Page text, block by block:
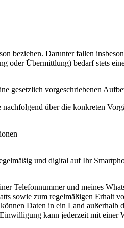
beziehen. Darunter fallen
oder Übermittlung) bedarf stets
gesetzlich vorgeschriebenen
über die konkreten
und digital auf Ihr
Telefonnummer und meines
sowie zum regelmäßigen Erhalt
Daten in ein Land außerhalb
kann jederzeit mit